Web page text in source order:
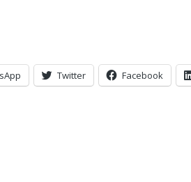
Twitter Facebook